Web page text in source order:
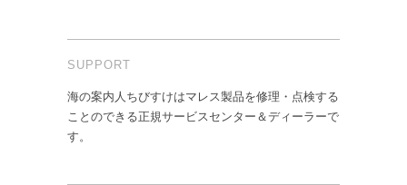
SUPPORT
海の案内人ちびすけはマレス製品を修理・点検する
ことのできる正規サービスセンター＆ディーラーで
す。